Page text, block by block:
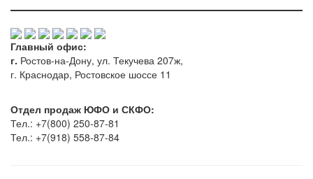
Главный офис:
г. Ростов-на-Дону, ул. Текучева 207ж,
г. Краснодар, Ростовское шоссе 11
Отдел продаж ЮФО и СКФО:
Тел.: +7(800) 250-87-81
Тел.: +7(918) 558-87-84